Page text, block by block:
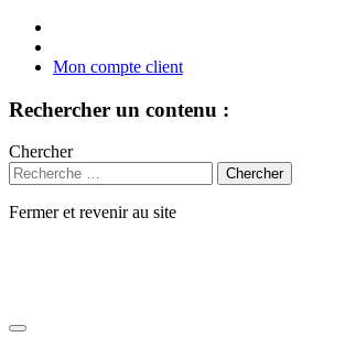
Mon compte client
Rechercher un contenu :
Chercher
Fermer et revenir au site